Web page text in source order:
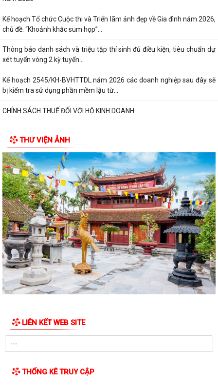
Kế hoạch Tổ chức Cuộc thi và Triển lãm ảnh đẹp về Gia đình năm 2026,
chủ đề: “Khoảnh khắc sum họp”...
Thông báo danh sách và triệu tập thí sinh đủ điều kiện, tiêu chuẩn dự
xét tuyển vòng 2 kỳ tuyển...
Kế hoạch 2545/KH-BVHTTDL năm 2026 các doanh nghiệp sau đây sẽ
bị kiểm tra sử dụng phần mềm lậu từ...
CHÍNH SÁCH THUẾ ĐỐI VỚI HỘ KINH DOANH
5 điều hộ kinh doanh có doanh thu dưới 1 tỷ đồng cần lưu ý theo quy
định mới
Thông báo về việc nâng lương trước hạn đối với cán bộ
UBND XÃ VĨNH HÒA TỔ CHỨC NGÀY CHẠY OLYMPIC VÌ SỨC KHỎE
TOÀN DÂN NĂM 2026
XÃ VĨNH HÒA TỔ CHỨC TẬP HUẤN, DIỄN TẬP CÁC PHẦN VIỆC TRONG
NGÀY BẦU CỬ
Thông báo về ngày bầu cử, địa điểm bỏ phiếu, thời gian bỏ phiếu bầu
cử đại biểu Quốc hội khóa XVI...
Thông báo hưởng ứng phong trào “Toàn dân sử dụng năng lượng tiết
Toàn văn chương trình hành động của đồng chí Phạm Thành Trung -
Phó Bí thư Đảng ủy, Chủ tịch Ủy ban...
THƯ VIỆN ẢNH
LIÊN KẾT WEB SITE
THỐNG KÊ TRUY CẬP